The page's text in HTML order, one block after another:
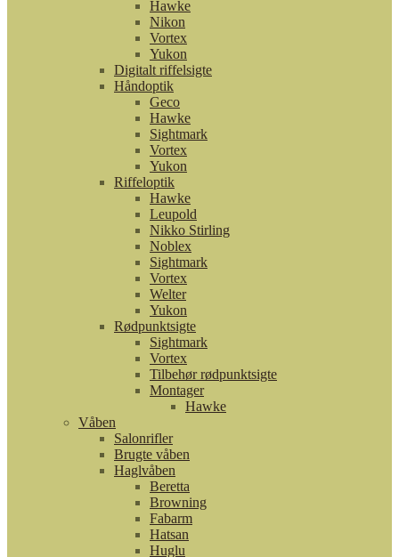
Hawke
Nikon
Vortex
Yukon
Digitalt riffelsigte
Håndoptik
Geco
Hawke
Sightmark
Vortex
Yukon
Riffeloptik
Hawke
Leupold
Nikko Stirling
Noblex
Sightmark
Vortex
Welter
Yukon
Rødpunktsigte
Sightmark
Vortex
Tilbehør rødpunktsigte
Montager
Hawke
Våben
Salonrifler
Brugte våben
Haglvåben
Beretta
Browning
Fabarm
Hatsan
Huglu